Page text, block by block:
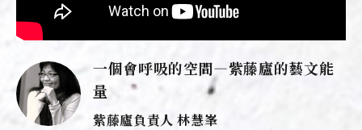
一個會呼吸的空間—紫藤廬的藝文能
量
紫藤廬負責人 林慧峯